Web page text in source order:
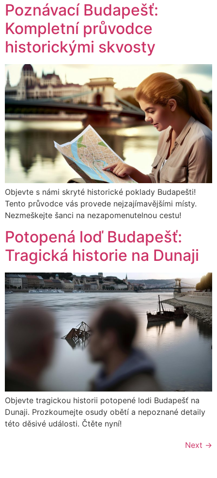
Poznávací Budapešť:
Kompletní průvodce
historickými skvosty
Objevte s námi skryté historické poklady Budapešti!
Tento průvodce vás provede nejzajímavějšími místy.
Nezmeškejte šanci na nezapomenutelnou cestu!
Potopená loď Budapešť:
Tragická historie na Dunaji
Objevte tragickou historii potopené lodi Budapešť na
Dunaji. Prozkoumejte osudy obětí a nepoznané detaily
této děsivé události. Čtěte nyní!
Next →